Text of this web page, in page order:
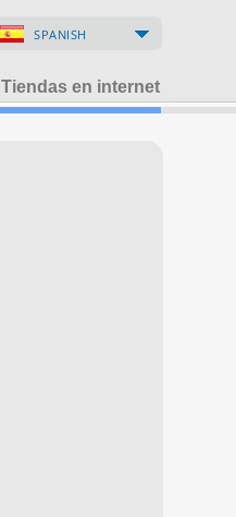
SPANISH
Tiendas en internet